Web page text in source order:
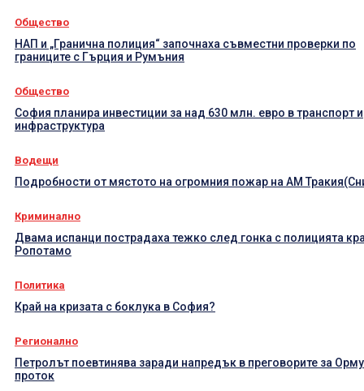
Общество
НАП и „Гранична полиция“ започнаха съвместни проверки по
границите с Гърция и Румъния
Общество
София планира инвестиции за над 630 млн. евро в транспорт и
инфраструктура
Водещи
Подробности от мястото на огромния пожар на АМ
Криминално
Двама испанци пострадаха тежко след гонка с полицията
Ропотамо
Политика
Край на кризата с боклука в София?
Регионално
Петролът поевтинява заради напредък в преговорите за
проток